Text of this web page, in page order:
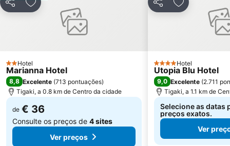
PartilharAdicionar aos favoritos
2 Estrelas
Hotel
Marianna Hotel
8,8 Excelente (713 pontuações)
Tigaki, a 0.8 km de Centro da cidade
de € 36
Consulte os preços de 4 sites
Ver preços
PartilharAdicionar
4 Estrelas
Hotel
Utopia Blu Hotel
9,0 Excelente (2.711
Tigaki, a 1.1 km de
Selecione as datas
preços exatos.
Ver